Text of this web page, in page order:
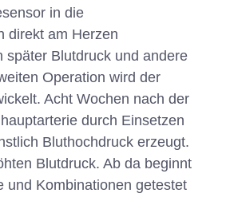
in die
direkt am Herzen
später Blutdruck und andere
Operation wird der
Acht Wochen nach der
durch Einsetzen
Bluthochdruck erzeugt.
Blutdruck. Ab da beginnt
und Kombinationen getestet